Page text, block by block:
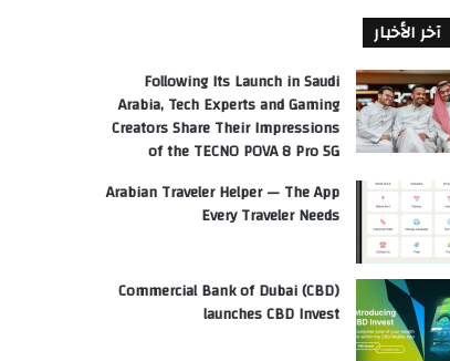
آخر الأخبار
Following Its Launch in Saudi
Arabia, Tech Experts and Gaming
Creators Share Their Impressions
of the TECNO POVA 8 Pro 5G
Arabian Traveler Helper — The App
Every Traveler Needs
Commercial Bank of Dubai (CBD)
launches CBD Invest